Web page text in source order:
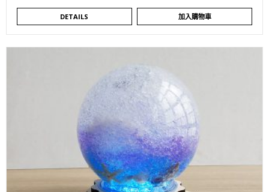
DETAILS 加入購物車
WISHLIST